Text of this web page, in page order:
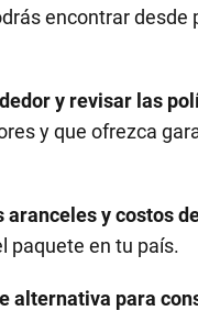
encontrar
y revisar las
y que ofrezca
y costos
paquete en tu país.
alternativa para